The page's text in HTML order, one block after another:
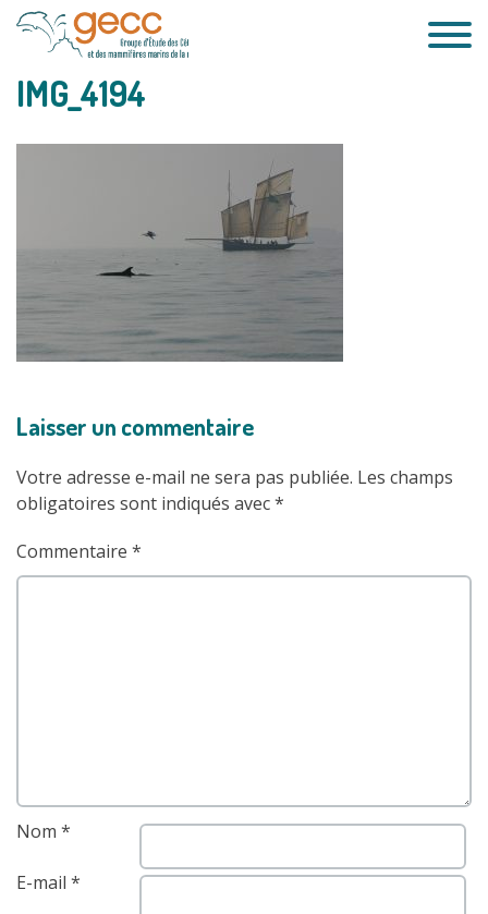
Passer
IMG_4194
Laisser un commentaire
Votre adresse e-mail ne sera pas publiée. Les champs
obligatoires sont indiqués avec*
Commentaire *
Nom *
E-mail *